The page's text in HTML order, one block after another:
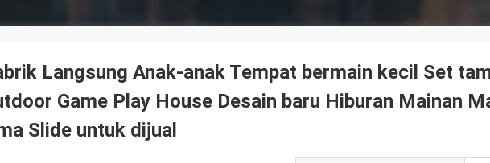
Langsung Anak-anak Tempat bermain kecil Set
Game Play House Desain baru Hiburan Mainan
Slide untuk dijual